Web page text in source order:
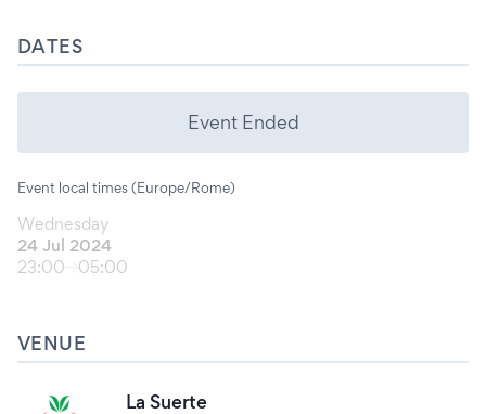
DATES
Event Ended
Event local times (Europe/Rome)
Wednesday
24 Jul 2024
23:00
05:00
VENUE
La Suerte